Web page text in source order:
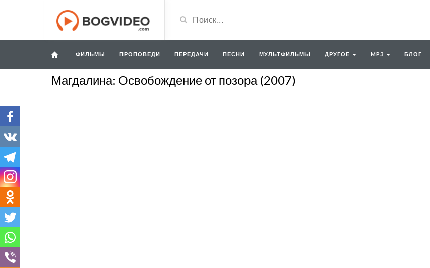
ФИЛЬМЫ ПРОПОВЕДИ ПЕРЕДАЧИ ПЕСНИ МУЛЬТФИЛЬМЫ ДРУГОЕ MP3 БЛОГ
Магдалина: Освобождение от позора (2007)